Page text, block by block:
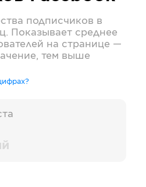
подписчиков в
Показывает среднее
на странице —
тем выше